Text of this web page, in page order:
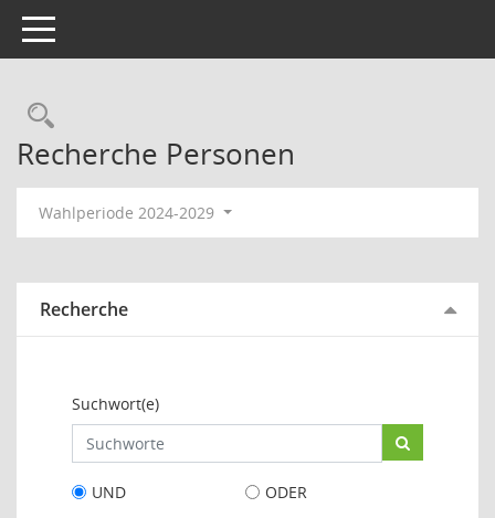
Toggle navigation
Rechercheauswahl
Recherche Personen
Wahlperiode 2024-2029
Recherche
Suchwort(e)
UND
ODER